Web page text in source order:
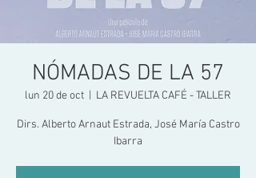
NÓMADAS DE LA 57
lun 20 de oct LA REVUELTA CAFÉ - TALLER
Dirs. Alberto Arnaut Estrada, José María Castro
Ibarra